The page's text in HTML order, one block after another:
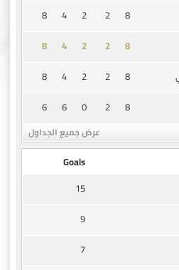
8
2
2
4
8
8
2
2
4
8
8
2
2
4
8
8
2
0
6
6
عرض جميع الجداول
Goals
15
9
7